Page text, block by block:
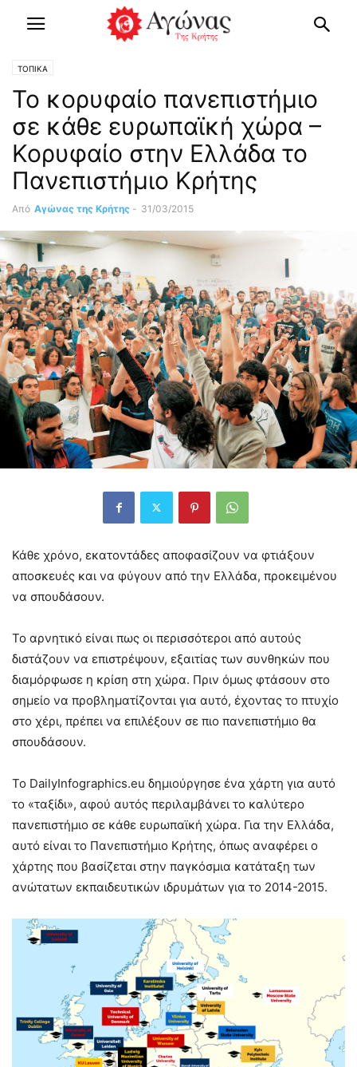
ΤΟΠΙΚΑ
Το κορυφαίο πανεπιστήμιο
σε κάθε ευρωπαϊκή χώρα –
Κορυφαίο στην Ελλάδα το
Πανεπιστήμιο Κρήτης
Από Αγώνας της Κρήτης - 31/03/2015
Κάθε χρόνο, εκατοντάδες αποφασίζουν να φτιάξουν
αποσκευές και να φύγουν από την Ελλάδα, προκειμένου
να σπουδάσουν.
Το αρνητικό είναι πως οι περισσότεροι από αυτούς
διστάζουν να επιστρέψουν, εξαιτίας των συνθηκών που
διαμόρφωσε η κρίση στη χώρα. Πριν όμως φτάσουν στο
σημείο να προβληματίζονται για αυτό, έχοντας το πτυχίο
στο χέρι, πρέπει να επιλέξουν σε πιο πανεπιστήμιο θα
σπουδάσουν.
Το DailyInfographics.eu δημιούργησε ένα χάρτη για αυτό
το «ταξίδι», αφού αυτός περιλαμβάνει το καλύτερο
πανεπιστήμιο σε κάθε ευρωπαϊκή χώρα. Για την Ελλάδα,
αυτό είναι το Πανεπιστήμιο Κρήτης, όπως αναφέρει ο
χάρτης που βασίζεται στην παγκόσμια κατάταξη των
ανώτατων εκπαιδευτικών ιδρυμάτων για το 2014-2015.